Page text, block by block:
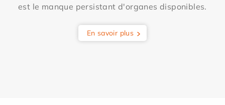
est le manque persistant d'organes disponibles.
En savoir plus